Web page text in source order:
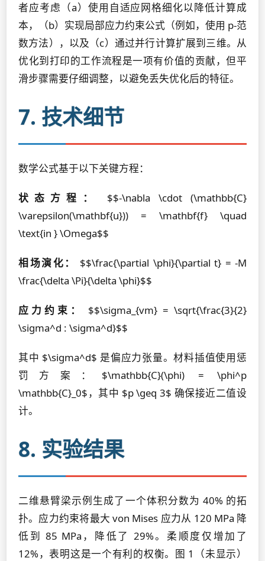
者应考虑（a）使用自适应网格细化以降低计算成
本，（b）实现局部应力约束公式（例如，使用 p-范
数方法），以及（c）通过并行计算扩展到三维。从
优化到打印的工作流程是一项有价值的贡献，但平
滑步骤需要仔细调整，以避免丢失优化后的特征。
7. 技术细节
数学公式基于以下关键方程：
状态方程：
$$-\nabla \cdot (\mathbb{C}
\varepsilon(\mathbf{u})) = \mathbf{f} \quad
\text{in } \Omega$$
相场演化：
$$\frac{\partial \phi}{\partial t} = -M
\frac{\delta \Pi}{\delta \phi}$$
应力约束：
$$\sigma_{vm} = \sqrt{\frac{3}{2}
\sigma^d : \sigma^d}$$
其中 $\sigma^d$ 是偏应力张量。材料插值使用惩
罚方案：$\mathbb{C}(\phi) = \phi^p
\mathbb{C}_0$，其中 $p \geq 3$ 确保接近二值设
计。
8. 实验结果
二维悬臂梁示例生成了一个体积分数为 40% 的拓
扑。应力约束将最大 von Mises 应力从 120 MPa 降
低到 85 MPa，降低了 29%。柔顺度仅增加了
12%，表明这是一个有利的权衡。图 1（未显示）